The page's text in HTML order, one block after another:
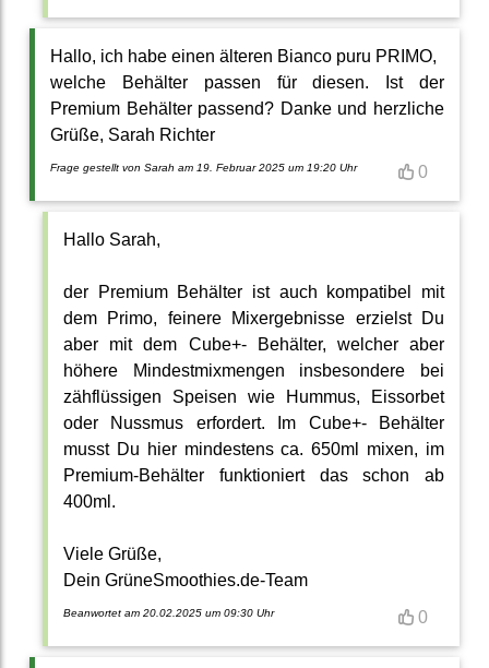
Hallo, ich habe einen älteren Bianco puru PRIMO,
welche Behälter passen für diesen. Ist der
Premium Behälter passend? Danke und herzliche
Grüße, Sarah Richter
Frage gestellt von Sarah am 19. Februar 2025 um 19:20 Uhr 0
Hallo Sarah,
der Premium Behälter ist auch kompatibel mit
dem Primo, feinere Mixergebnisse erzielst Du
aber mit dem Cube+- Behälter, welcher aber
höhere Mindestmixmengen insbesondere bei
zähflüssigen Speisen wie Hummus, Eissorbet
oder Nussmus erfordert. Im Cube+- Behälter
musst Du hier mindestens ca. 650ml mixen, im
Premium-Behälter funktioniert das schon ab
400ml.
Viele Grüße,
Dein GrüneSmoothies.de-Team
Beanwortet am 20.02.2025 um 09:30 Uhr 0